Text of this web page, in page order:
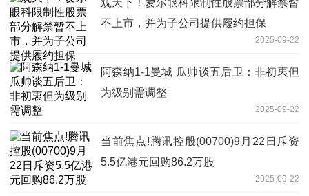
不上市，并为子公司提供履约担保
2025-09-22
阿森纳1-1曼城 瓜帅谈五后卫：非初衷但
为级别需调整
2025-09-22
当前焦点!腾讯控股(00700)9月22日斥资
5.5亿港元回购86.2万股
2025-09-22